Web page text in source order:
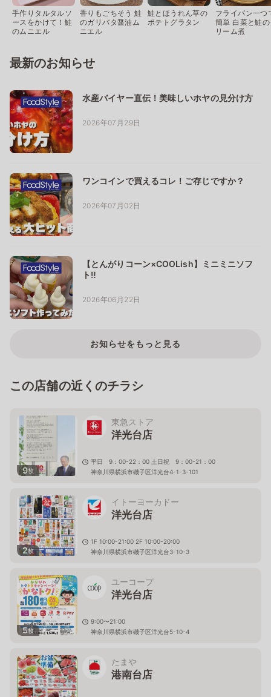
手作りタルタルソ
ースをかけて！鮭
のムニエル
香りもごちそう 鮭
のガリバタ醤油ム
ニエル
鮭とほうれん草の
ポテトグラタン
フライパン一つ
簡単 白菜と鮭
リーム煮
最新のお知らせ
水産バイヤー直伝！美味しいホヤの見分け方
2026年07月29日
ワンコインで買えるコレ！ご存じですか？
2026年07月02日
【とんがりコーン×COOLish】ミニミニソフ
ト‼
2026年06月22日
お知らせをもっと見る
この店舗の近くのチラシ
9枚
東急ストア
洋光台店
平日 9：00-22：00 土日祝 9：00-21：00
神奈川県横浜市磯子区洋光台4-1-3-101
2枚
イトーヨーカドー
洋光台店
1F 10:00-21:00 2F 10:00-20:00
神奈川県横浜市磯子区洋光台3-10-3
5枚
ユーコープ
洋光台店
9:00〜21:00
神奈川県横浜市磯子区洋光台5-10-4
たまや
港南台店